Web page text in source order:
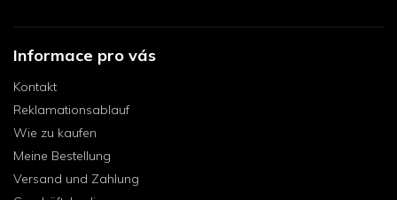
Informace pro vás
Kontakt
Reklamationsablauf
Wie zu kaufen
Meine Bestellung
Versand und Zahlung